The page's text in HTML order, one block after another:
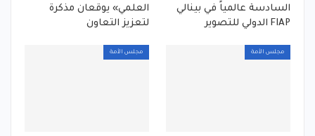
السادسة عالمياً في بينالي
FIAP الدولي للتصوير
العلمي» يوقعان مذكرة
لتعزيز التعاون
مجلس الأمة مجلس الأمة